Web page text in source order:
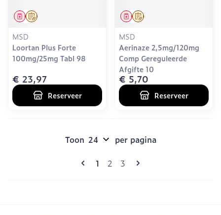
Op voorschrift
Geneesmiddel
MSD
Loortan Plus Forte
100mg/25mg Tabl 98
€ 23,97
Reserveer
Op voorschrift
Geneesmiddel
MSD
Aerinaze 2,5mg/120mg
Comp Gereguleerde
Afgifte 10
€ 5,70
Reserveer
Pagina's
U lees momenteel pagina
1 Pagina
2 Pagina
3
Toon per pagina